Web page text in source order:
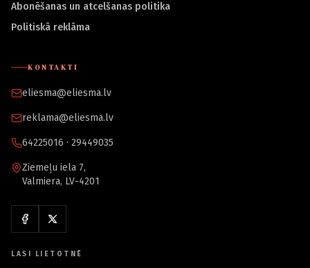
Abonēšanas un atcelšanas politika
Politiskā reklāma
KONTAKTI
eliesma@eliesma.lv
reklama@eliesma.lv
64225016 · 29449035
Ziemeļu iela 7,
Valmiera, LV-4201
LASI LIETOTNĒ